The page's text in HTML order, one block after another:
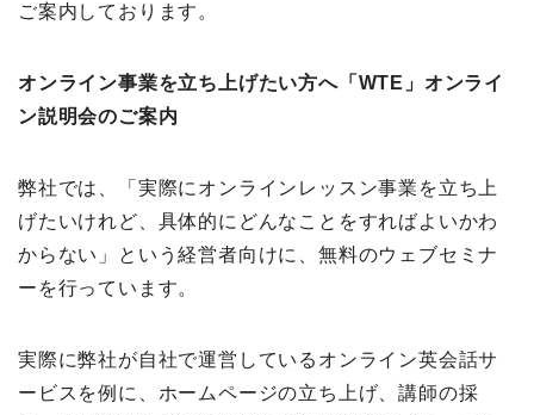
ご案内しております。
オンライン事業を立ち上げたい方へ「WTE」オンライ
ン説明会のご案内
弊社では、「実際にオンラインレッスン事業を立ち上
げたいけれど、具体的にどんなことをすればよいかわ
からない」という経営者向けに、無料のウェブセミナ
ーを行っています。
実際に弊社が自社で運営しているオンライン英会話サ
ービスを例に、ホームページの立ち上げ、講師の採